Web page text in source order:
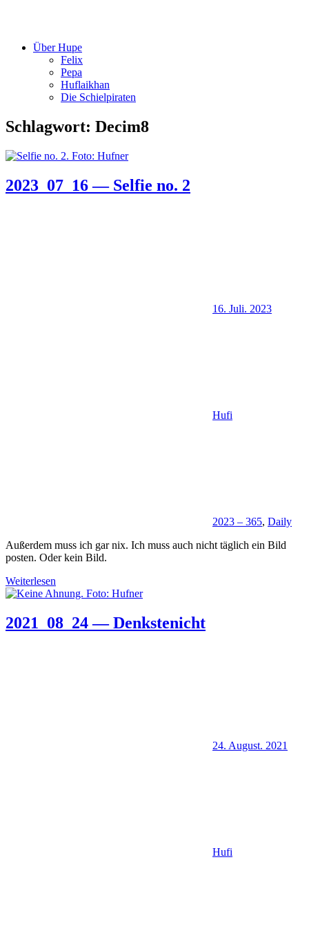
Über Hupe
Felix
Pepa
Huflaikhan
Die Schielpiraten
Schlagwort: Decim8
2023_07_16 — Selfie no. 2
16. Juli. 2023
Hufi
2023 – 365, Daily
Außerdem muss ich gar nix. Ich muss auch nicht täglich ein Bild
posten. Oder kein Bild.
Weiterlesen
2021_08_24 — Denkstenicht
24. August. 2021
Hufi